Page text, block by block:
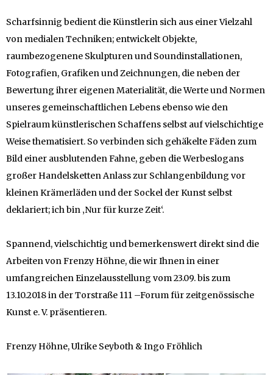
Scharfsinnig bedient die Künstlerin sich aus einer Vielzahl
von medialen Techniken; entwickelt Objekte,
raumbezogenene Skulpturen und Soundinstallationen,
Fotografien, Grafiken und Zeichnungen, die neben der
Bewertung ihrer eigenen Materialität, die Werte und Normen
unseres gemeinschaftlichen Lebens ebenso wie den
Spielraum künstlerischen Schaffens selbst auf vielschichtige
Weise thematisiert. So verbinden sich gehäkelte Fäden zum
Bild einer ausblutenden Fahne, geben die Werbeslogans
großer Handelsketten Anlass zur Schlangenbildung vor
kleinen Krämerläden und der Sockel der Kunst selbst
deklariert; ich bin ‚Nur für kurze Zeit‘.
Spannend, vielschichtig und bemerkenswert direkt sind die
Arbeiten von Frenzy Höhne, die wir Ihnen in einer
umfangreichen Einzelausstellung vom 23.09. bis zum
13.10.2018 in der Torstraße 111 –Forum für zeitgenössische
Kunst e. V. präsentieren.
Frenzy Höhne, Ulrike Seyboth & Ingo Fröhlich